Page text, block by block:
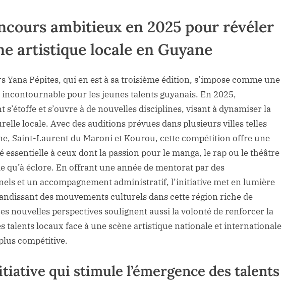
ambitieux en 2025 pour révéler
artistique locale en Guyane
Yana Pépites, qui en est à sa troisième édition, s’impose comme une
pour les jeunes talents guyanais. En 2025,
s’étoffe et s’ouvre à de nouvelles disciplines, visant à dynamiser la
locale. Avec des auditions prévues dans plusieurs villes telles
Saint-Laurent du Maroni et Kourou, cette compétition offre une
essentielle à ceux dont la passion pour le manga, le rap ou le théâtre
qu’à éclore. En offrant une année de mentorat par des
et un accompagnement administratif, l’initiative met en lumière
des mouvements culturels dans cette région riche de
nouvelles perspectives soulignent aussi la volonté de renforcer la
talents locaux face à une scène artistique nationale et internationale
compétitive.
qui stimule l’émergence des talents